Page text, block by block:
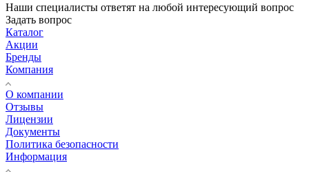
Наши специалисты ответят на любой интересующий вопрос
Задать вопрос
Каталог
Акции
Бренды
Компания
О компании
Отзывы
Лицензии
Документы
Политика безопасности
Информация